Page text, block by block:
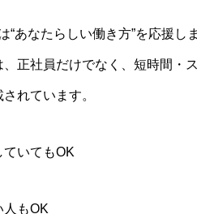
“あなたらしい働き方”を応援し
、正社員だけでなく、短時間・
れています。
いてもOK
人もOK